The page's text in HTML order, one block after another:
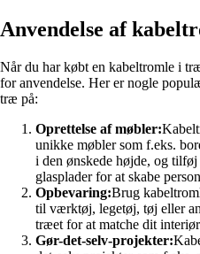
Anvendelse af
Når du har købt en kabeltromle i
for anvendelse. Her er nogle
træ på:
Oprettelse af møbler:
unikke møbler som f.eks.
i den ønskede højde, og
glasplader for at skabe
Opbevaring:Brug
til værktøj, legetøj, tøj eller
træet for at matche dit
Gør-det-selv-projekter: